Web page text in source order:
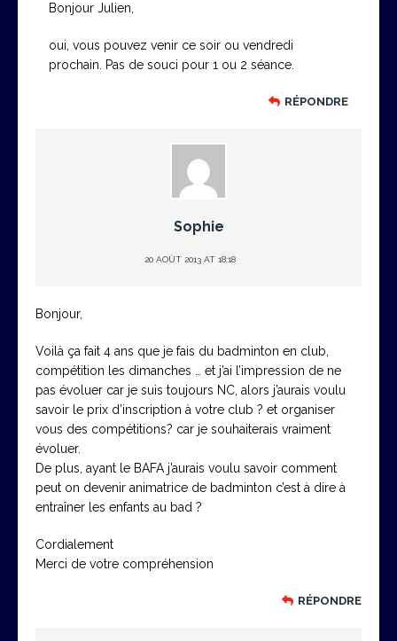
Bonjour Julien,
oui, vous pouvez venir ce soir ou vendredi
prochain. Pas de souci pour 1 ou 2 séance.
RÉPONDRE
Sophie
20 AOÛT 2013 AT 18:18
Bonjour,
Voilà ça fait 4 ans que je fais du badminton en club,
compétition les dimanches … et j’ai l’impression de ne
pas évoluer car je suis toujours NC, alors j’aurais voulu
savoir le prix d’inscription à votre club ? et organiser
vous des compétitions? car je souhaiterais vraiment
évoluer.
De plus, ayant le BAFA j’aurais voulu savoir comment
peut on devenir animatrice de badminton c’est à dire à
entraîner les enfants au bad ?
Cordialement
Merci de votre compréhension
RÉPONDRE